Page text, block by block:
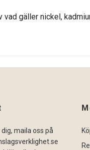
gäller nickel,
maila oss på